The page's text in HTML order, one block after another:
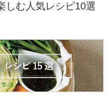
しむ人気レシピ10選